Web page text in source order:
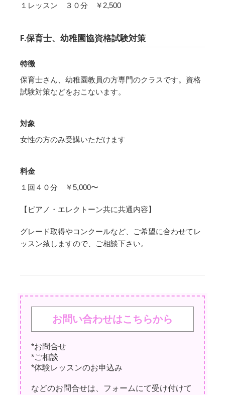
１レッスン ３０分 ￥2,500
F.保育士、幼稚園協資格試験対策
特徴
保育士さん、幼稚園教員の方専門のクラスです。資格
試験対策などをおこないます。
対象
女性の方のみ受講いただけます
料金
１回４０分 ￥5,000〜
【ピアノ・エレクトーン共に共通内容】
グレード取得やコンクールなど、ご希望に合わせてレ
ッスン致しますので、ご相談下さい。
お問い合わせはこちらから
*お問合せ
*ご相談
*体験レッスンのお申込み
などのお問合せは、フォームにて受け付けて